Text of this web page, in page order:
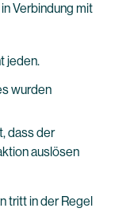
Verbindung mit
jeden.
wurden
dass der
auslösen
tritt in der Regel